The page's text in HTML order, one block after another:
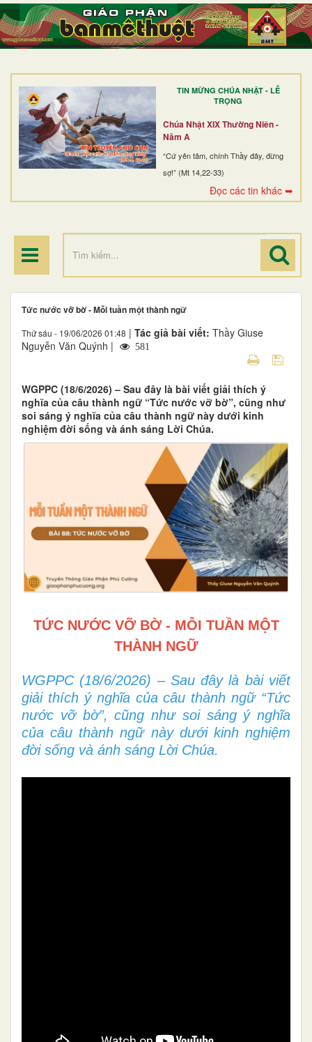
TIN MỪNG CHÚA NHẬT - LỄ
TRỌNG
Chúa Nhật XIX Thường Niên -
Năm A
“Cứ yên tâm, chính Thầy đây, đừng
sợ!” (Mt 14,22-33)
Đọc các tin khác ➥
TRANG NHẤT
GIỚI THIỆU
DÒNG TU
BAN MỤC VỤ
ĐOÀN THỂ CG
ĐIỂM HÀNH HƯƠNG
Tức nước vỡ bờ - Mỗi tuần một thành ngữ
Thứ sáu - 19/06/2026 01:48 | Tác giả bài viết: Thầy Giuse
Nguyễn Văn Quýnh |
581
WGPPC (18/6/2026) – Sau đây là bài viết giải thích ý
nghĩa của câu thành ngữ “Tức nước vỡ bờ”, cũng như
soi sáng ý nghĩa của câu thành ngữ này dưới kinh
nghiệm đời sống và ánh sáng Lời Chúa.
TỨC NƯỚC VỠ BỜ - MỖI TUẦN MỘT
THÀNH NGỮ
WGPPC (18/6/2026) – Sau đây là bài viết
giải thích ý nghĩa của câu thành ngữ “Tức
nước vỡ bờ”, cũng như soi sáng ý nghĩa
của câu thành ngữ này dưới kinh nghiệm
đời sống và ánh sáng Lời Chúa.